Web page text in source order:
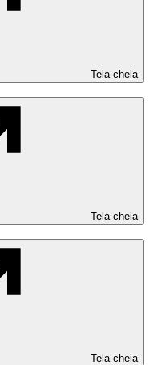
Tela cheia
Tela cheia
Tela cheia